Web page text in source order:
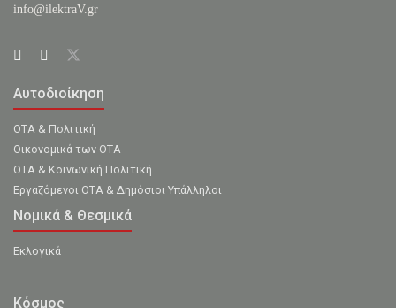
info@ilektraV.gr
Αυτοδιοίκηση
ΟΤΑ & Πολιτική
Οικονομικά των ΟΤΑ
ΟΤΑ & Κοινωνική Πολιτική
Εργαζόμενοι ΟΤΑ & Δημόσιοι Υπάλληλοι
Νομικά & Θεσμικά
Εκλογικά
Κόσμος